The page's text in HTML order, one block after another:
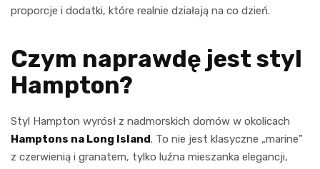
proporcje i dodatki, które realnie działają na co dzień.
Czym naprawdę jest styl
Hampton?
Styl Hampton wyrósł z nadmorskich domów w okolicach
Hamptons na Long Island. To nie jest klasyczne „marine”
z czerwienią i granatem, tylko luźna mieszanka elegancji,